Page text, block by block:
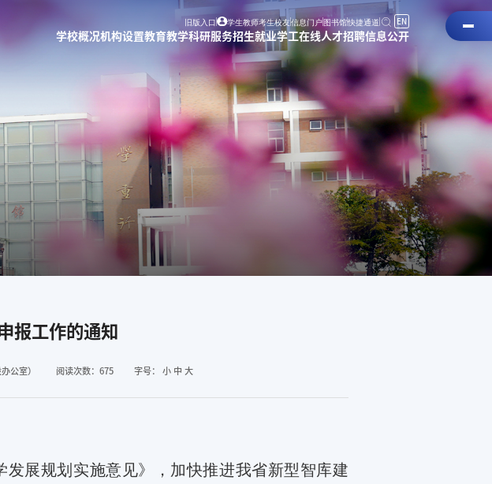
旧版入口 学生教师考生校友信息门户 图书馆快捷通道 EN
学校概况机构设置教育教学科研服务招生就业学工在线人才招聘信息公开
报工作的通知
公室） 阅读次数：675 字号： 小 中 大
发展规划实施意见》，加快推进我省新型智库建